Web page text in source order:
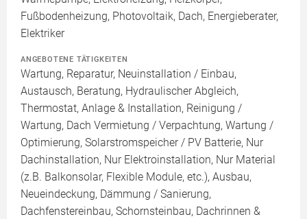
Fußbodenheizung, Photovoltaik, Dach, Energieberater,
Elektriker
ANGEBOTENE TÄTIGKEITEN
Wartung, Reparatur, Neuinstallation / Einbau,
Austausch, Beratung, Hydraulischer Abgleich,
Thermostat, Anlage & Installation, Reinigung /
Wartung, Dach Vermietung / Verpachtung, Wartung /
Optimierung, Solarstromspeicher / PV Batterie, Nur
Dachinstallation, Nur Elektroinstallation, Nur Material
(z.B. Balkonsolar, Flexible Module, etc.), Ausbau,
Neueindeckung, Dämmung / Sanierung,
Dachfenstereinbau, Schornsteinbau, Dachrinnen &